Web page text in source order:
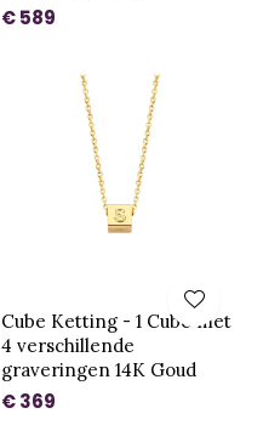
€ 589
Cube Ketting - 1 Cube met
4 verschillende
graveringen 14K Goud
€ 369